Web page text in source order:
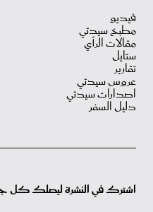
فيديو
مطبخ سيدتي
مقالات الرأي
ستايل
تقارير
عروس سيدتي
اصدارات سيدتي
دليل السفر
اشترك في النشرة ليصلك كل